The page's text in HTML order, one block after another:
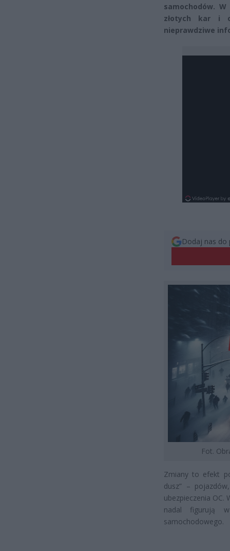
samochodów.
złotych kar i
nieprawdziwe
Dodaj nas do
Fot.
Zmiany to efekt
dusz” –
ubezpieczenia
nadal figurują
samochodowego.